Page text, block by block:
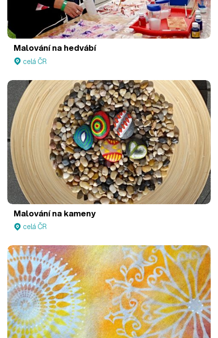
Malování na hedvábí
celá ČR
Malování na kameny
celá ČR